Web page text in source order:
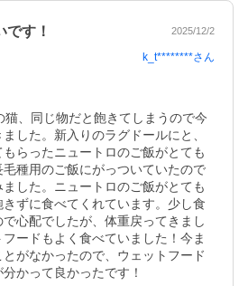
す！ 2025/12/2
k_t********さん
猫、同じ物だと飽きてしまうので今
した。新入りのラグドールにと、
らったニュートロのご飯がとても
種用のご飯にがっついていたので
した。ニュートロのご飯がとても
ずに食べてくれています。少し食
心配でしたが、体重戻ってきまし
ードもよく食べていました！今ま
がなかったので、ウェットフード
かって良かったです！